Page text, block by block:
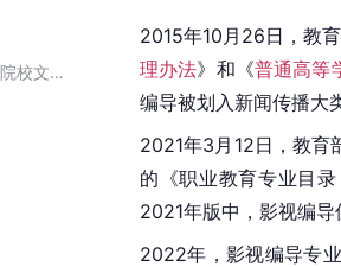
中国高职(专科)院校文化艺术类专业
2015年10月26日，教
理办法》和《普通高等
编导被划入新闻传播大
2021年3月12日，教育
的《职业教育专业目
2021年版中，影视编
2022年，影视编导专